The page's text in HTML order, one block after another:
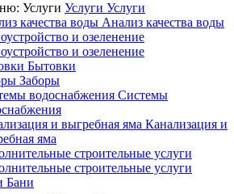
Услуги Услуги Услуги
качества воды Анализ качества воды
и озеленение
и озеленение
Бытовки
Заборы
водоснабжения Системы
и выгребная яма Канализация и
яма
строительные услуги
строительные услуги
Бани